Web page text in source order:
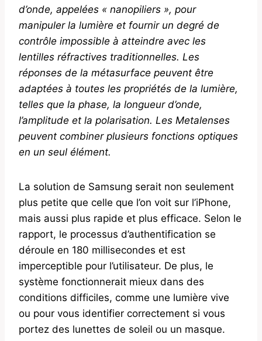
d’onde, appelées « nanopiliers », pour
manipuler la lumière et fournir un degré de
contrôle impossible à atteindre avec les
lentilles réfractives traditionnelles. Les
réponses de la métasurface peuvent être
adaptées à toutes les propriétés de la lumière,
telles que la phase, la longueur d’onde,
l’amplitude et la polarisation. Les Metalenses
peuvent combiner plusieurs fonctions optiques
en un seul élément.
La solution de Samsung serait non seulement
plus petite que celle que l’on voit sur l’iPhone,
mais aussi plus rapide et plus efficace. Selon le
rapport, le processus d’authentification se
déroule en 180 millisecondes et est
imperceptible pour l’utilisateur. De plus, le
système fonctionnerait mieux dans des
conditions difficiles, comme une lumière vive
ou pour vous identifier correctement si vous
portez des lunettes de soleil ou un masque.